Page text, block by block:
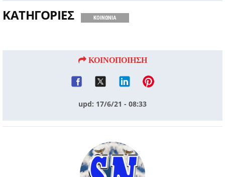
ΚΑΤΗΓΟΡΙΕΣ ΚΟΙΝΩΝΙΑ
ΚΟΙΝΟΠΟΙΗΣΗ
upd: 17/6/21 - 08:33